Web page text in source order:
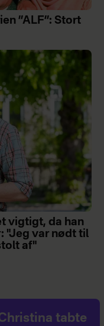
”ALF”: Stort
vigtigt, da han
"Jeg var nødt til
af"
tabte